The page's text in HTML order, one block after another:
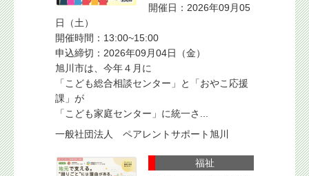
開催日：2026年09月05
日（土）
開催時間：13:00~15:00
申込締切：2026年09月04日（金）
旭川市は、今年４月に
「こども総合相談センター」と「おやこ応援
課」が
「こども家庭センター」に統一さ...
一般社団法人 ペアレントサポート旭川
福祉